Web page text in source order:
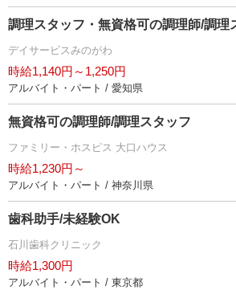
調理スタッフ・無資格可の調理師/調理
デイサービスみのがわ
時給1,140円～1,250円
アルバイト・パート / 愛知県
無資格可の調理師/調理スタッフ
ファミリー・ホスピス 大口ハウス
時給1,230円～
アルバイト・パート / 神奈川県
歯科助手/未経験OK
石川歯科クリニック
時給1,300円
アルバイト・パート / 東京都